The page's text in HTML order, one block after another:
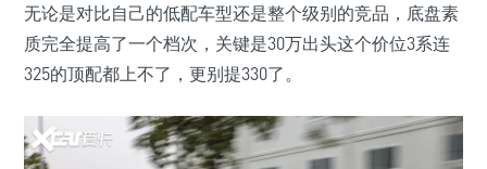
无论是对比自己的低配车型还是整个级别的竞品，底盘素
质完全提高了一个档次，关键是30万出头这个价位3系连
325的顶配都上不了，更别提330了。